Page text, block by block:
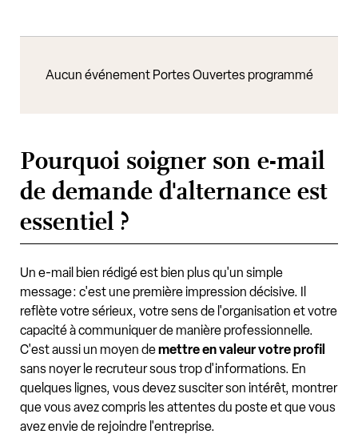
Aucun événement Portes Ouvertes programmé
Pourquoi soigner son e-mail
de demande d'alternance est
essentiel ?
Un e-mail bien rédigé est bien plus qu'un simple
message : c'est une première impression décisive. Il
reflète votre sérieux, votre sens de l'organisation et votre
capacité à communiquer de manière professionnelle.
C'est aussi un moyen demettre en valeur votre profil
sans noyer le recruteur sous trop d'informations. En
quelques lignes, vous devez susciter son intérêt, montrer
que vous avez compris les attentes du poste et que vous
avez envie de rejoindre l'entreprise.